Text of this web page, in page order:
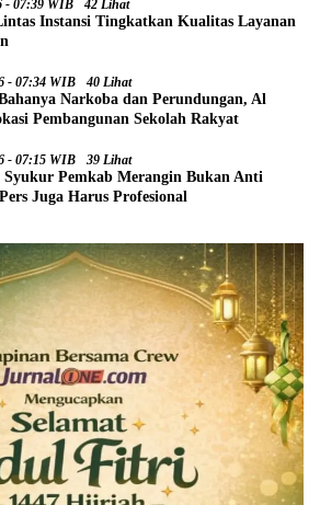
- 07:39 WIB 42 Lihat
Instansi Tingkatkan Kualitas Layanan
- 07:34 WIB 40 Lihat
Narkoba dan Perundungan, Al
Pembangunan Sekolah Rakyat
- 07:15 WIB 39 Lihat
Pemkab Merangin Bukan Anti
Juga Harus Profesional